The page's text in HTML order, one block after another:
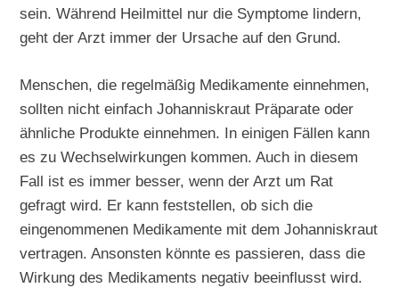
sein. Während Heilmittel nur die Symptome lindern,
geht der Arzt immer der Ursache auf den Grund.
Menschen, die regelmäßig Medikamente einnehmen,
sollten nicht einfach Johanniskraut Präparate oder
ähnliche Produkte einnehmen. In einigen Fällen kann
es zu Wechselwirkungen kommen. Auch in diesem
Fall ist es immer besser, wenn der Arzt um Rat
gefragt wird. Er kann feststellen, ob sich die
eingenommenen Medikamente mit dem Johanniskraut
vertragen. Ansonsten könnte es passieren, dass die
Wirkung des Medikaments negativ beeinflusst wird.